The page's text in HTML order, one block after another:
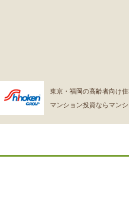
東京・福岡の高齢者向け
マンション投資ならマン